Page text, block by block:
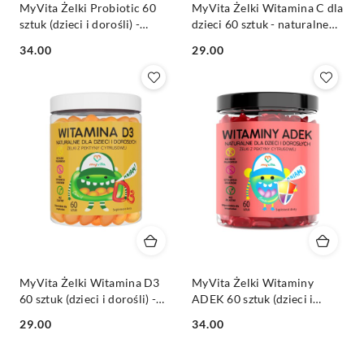
MyVita Żelki Probiotic 60
sztuk (dzieci i dorośli) -
cytrusowej
Cena:
34.00
MyVita Żelki Witamina C dla
dzieci 60 sztuk - naturalne
Cena:
29.00
MyVita Żelki Witamina D3
60 sztuk (dzieci i dorośli) -
cytrusowej
Cena:
29.00
MyVita Żelki Witaminy
ADEK 60 sztuk (dzieci i
pektyny cytrusowej
Cena:
34.00